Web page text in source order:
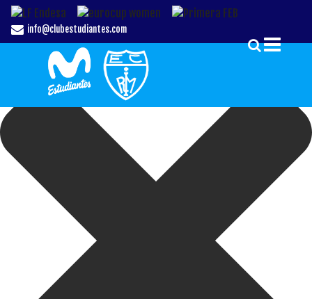
Gestionar el Consentimiento de las Cookies
info@clubestudiantes.com